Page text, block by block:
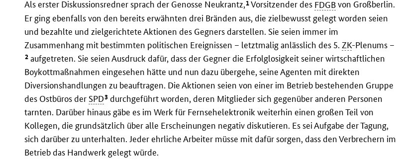
Als erster Diskussionsredner sprach der Genosse Neukrantz,1Vorsitzender des FDGBvon Großberlin.
Er ging ebenfalls von den bereits erwähnten drei Bränden aus, die zielbewusst gelegt worden seien
und bezahlte und zielgerichtete Aktionen des Gegners darstellen. Sie seien immer im
Zusammenhang mit bestimmten politischen Ereignissen – letztmalig anlässlich des 5. ZK-Plenums –
2 aufgetreten. Sie seien Ausdruck dafür, dass der Gegner die Erfolglosigkeit seiner wirtschaftlichen
Boykottmaßnahmen eingesehen hätte und nun dazu übergehe, seine Agenten mit direkten
Diversionshandlungen zu beauftragen. Die Aktionen seien von einer im Betrieb bestehenden Gruppe
des Ostbüros der SPD3 durchgeführt worden, deren Mitglieder sich gegenüber anderen Personen
tarnten. Darüber hinaus gäbe es im Werk für Fernsehelektronik weiterhin einen großen Teil von
Kollegen, die grundsätzlich über alle Erscheinungen negativ diskutieren. Es sei Aufgabe der Tagung,
sich darüber zu unterhalten. Jeder ehrliche Arbeiter müsse mit dafür sorgen, dass den Verbrechern im
Betrieb das Handwerk gelegt würde.